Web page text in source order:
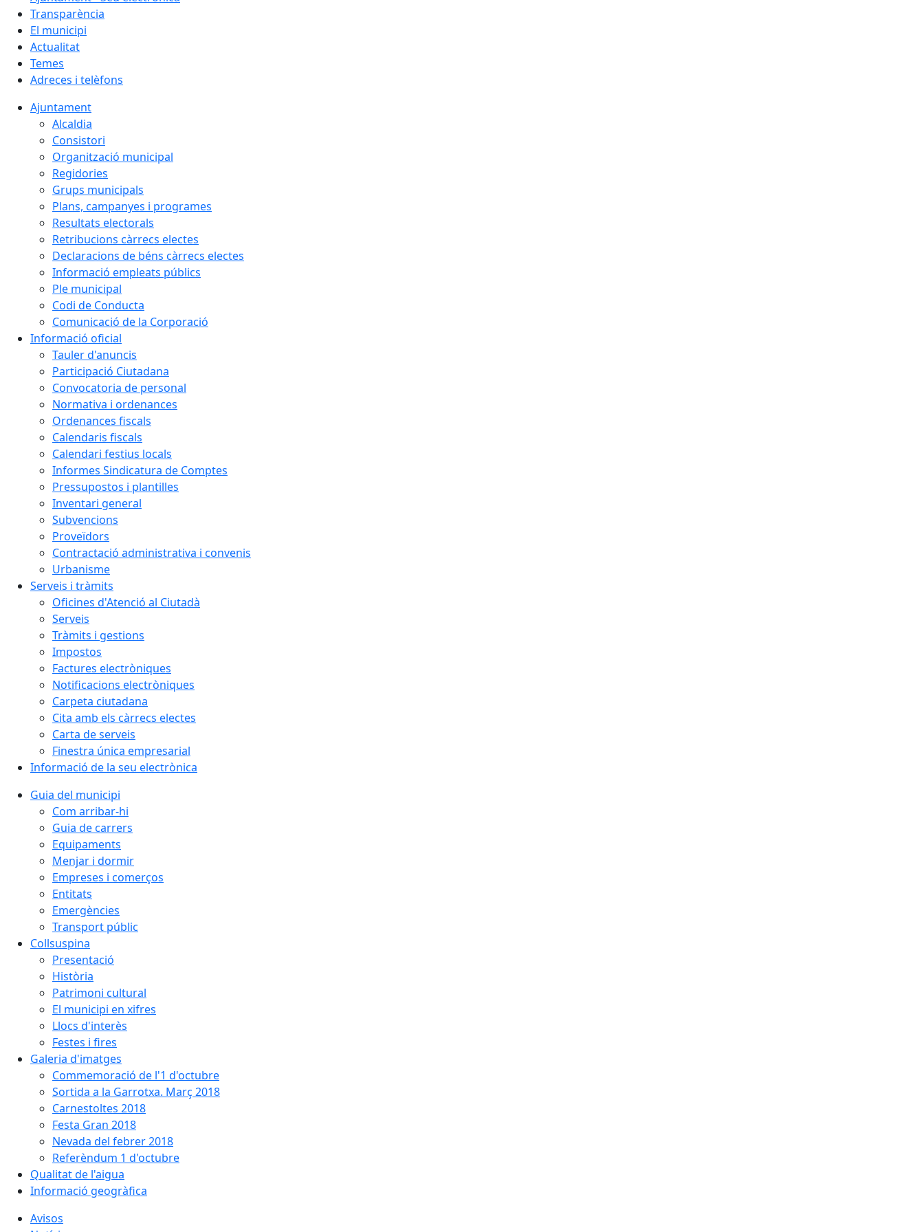
Transparència
El municipi
Actualitat
Temes
Adreces i telèfons
Ajuntament
Alcaldia
Consistori
Organització municipal
Regidories
Grups municipals
Plans, campanyes i programes
Resultats electorals
Retribucions càrrecs electes
Declaracions de béns càrrecs electes
Informació empleats públics
Ple municipal
Codi de Conducta
Comunicació de la Corporació
Informació oficial
Tauler d'anuncis
Participació Ciutadana
Convocatoria de personal
Normativa i ordenances
Ordenances fiscals
Calendaris fiscals
Calendari festius locals
Informes Sindicatura de Comptes
Pressupostos i plantilles
Inventari general
Subvencions
Proveïdors
Contractació administrativa i convenis
Urbanisme
Serveis i tràmits
Oficines d'Atenció al Ciutadà
Serveis
Tràmits i gestions
Impostos
Factures electròniques
Notificacions electròniques
Carpeta ciutadana
Cita amb els càrrecs electes
Carta de serveis
Finestra única empresarial
Informació de la seu electrònica
Guia del municipi
Com arribar-hi
Guia de carrers
Equipaments
Menjar i dormir
Empreses i comerços
Entitats
Emergències
Transport públic
Collsuspina
Presentació
Història
Patrimoni cultural
El municipi en xifres
Llocs d'interès
Festes i fires
Galeria d'imatges
Commemoració de l'1 d'octubre
Sortida a la Garrotxa. Març 2018
Carnestoltes 2018
Festa Gran 2018
Nevada del febrer 2018
Referèndum 1 d'octubre
Qualitat de l'aigua
Informació geogràfica
Avisos